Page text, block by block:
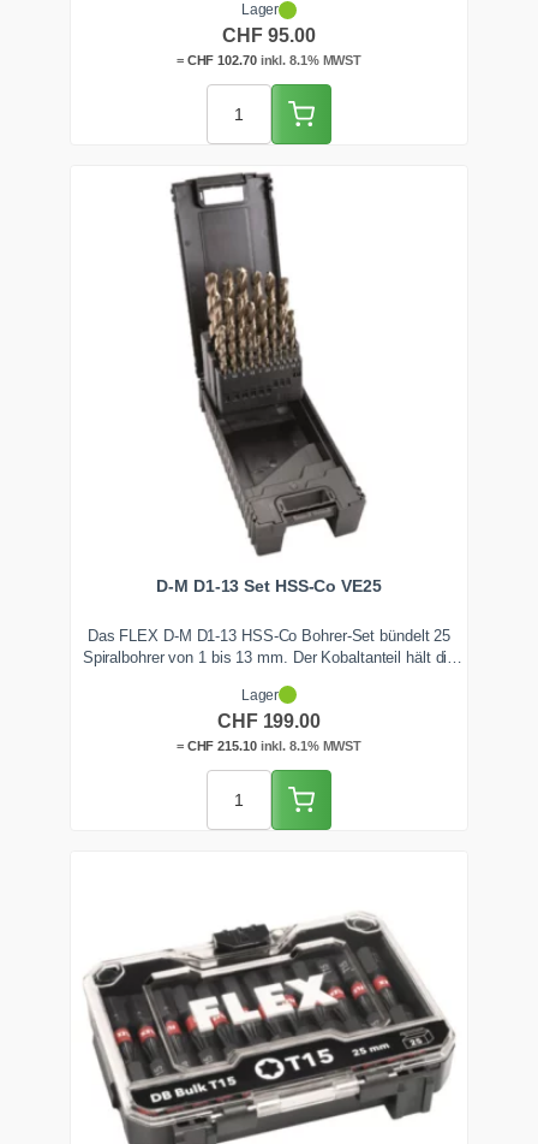
600 Grad warmfest und bohrt zuverlässig durch zähen
Edelstahl wie V2A und V4A. Ab Lager Zentralschweiz
lieferbar.
Lager
CHF 95.00
= CHF 102.70inkl. 8.1% MWST
D-M D1-13 Set HSS-Co VE25
Das FLEX D-M D1-13 HSS-Co Bohrer-Set bündelt 25
Spiralbohrer von 1 bis 13 mm. Der Kobaltanteil hält die
in legiertem Stahl scharf, wo normale HSS-Bohrer
ausglühen. Die Bohrer lassen sich zudem mehrfach
nachschleifen.
Lager
CHF199.00
= CHF 215.10inkl. 8.1% MWST